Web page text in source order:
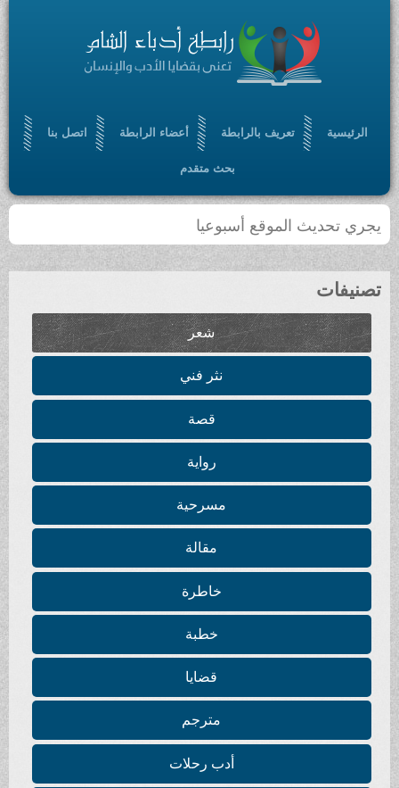
الرئيسية تعريف بالرابطة أعضاء الرابطة اتصل بنا
بحث متقدم
يجري تحديث الموقع أسبوعيا
تصنيفات
شعر
نثر فني
قصة
رواية
مسرحية
مقالة
خاطرة
خطبة
قضايا
مترجم
أدب رحلات